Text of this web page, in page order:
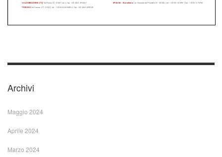
Archivi
Maggio 2024
Aprile 2024
Marzo 2024